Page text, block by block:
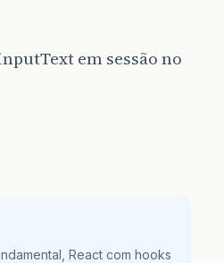
em sessão no
React com hooks